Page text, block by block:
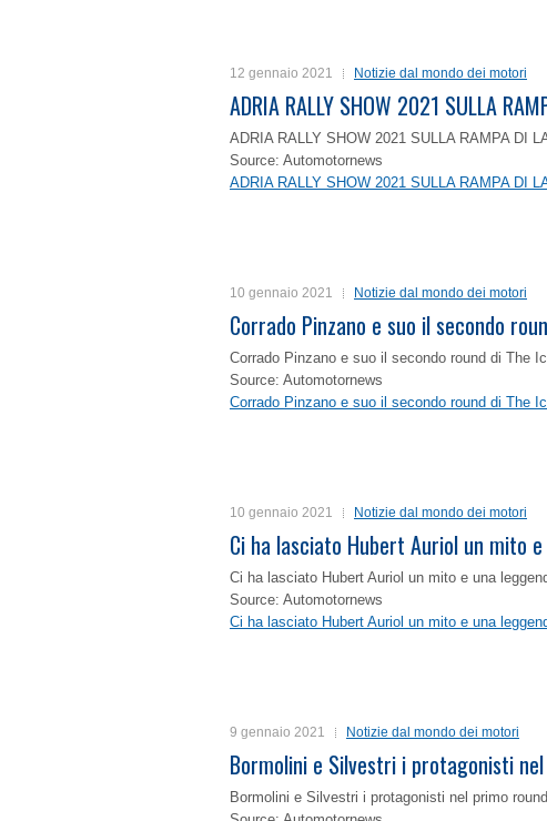
12 gennaio 2021 Notizie dal mondo dei motori
ADRIA RALLY SHOW 2021 SULLA
ADRIA RALLY SHOW 2021 SULLA RAMPA DI
Source: Automotornews
ADRIA RALLY SHOW 2021 SULLA RAMPA DI
10 gennaio 2021 Notizie dal mondo dei motori
Corrado Pinzano e suo il secondo
Corrado Pinzano e suo il secondo round di The
Source: Automotornews
Corrado Pinzano e suo il secondo round di The
10 gennaio 2021 Notizie dal mondo dei motori
Ci ha lasciato Hubert Auriol un mito
Ci ha lasciato Hubert Auriol un mito e una
Source: Automotornews
Ci ha lasciato Hubert Auriol un mito e una
9 gennaio 2021 Notizie dal mondo dei motori
Bormolini e Silvestri i protagonisti
Bormolini e Silvestri i protagonisti nel primo